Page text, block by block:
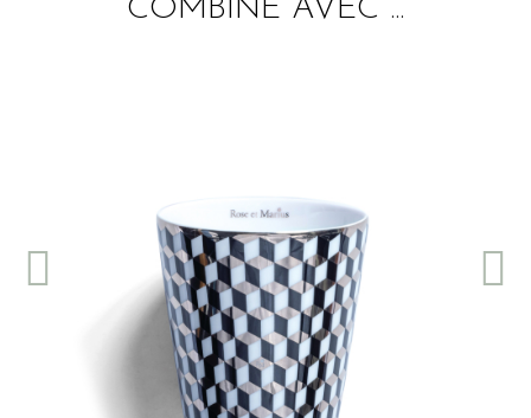
COMBINÉ AVEC ...